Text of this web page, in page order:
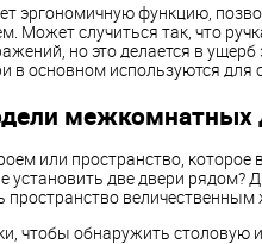
эргономичную функцию,
Может случиться так, что
но это делается в
в основном используются для
межкомнатных
или пространство, которое
установить две двери рядом?
пространство
чтобы обнаружить столовую